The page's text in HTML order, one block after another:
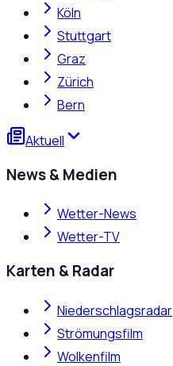
Köln
Stuttgart
Graz
Zürich
Bern
Aktuell
News & Medien
Wetter-News
Wetter-TV
Karten & Radar
Niederschlagsradar
Strömungsfilm
Wolkenfilm